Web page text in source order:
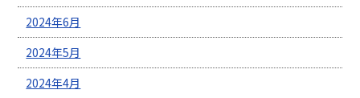
2024年6月
2024年5月
2024年4月